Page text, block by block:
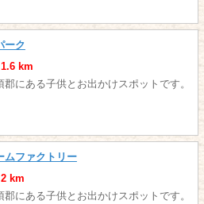
ーク
km
郡にある子供とお出かけスポットです。
ムファクトリー
km
郡にある子供とお出かけスポットです。